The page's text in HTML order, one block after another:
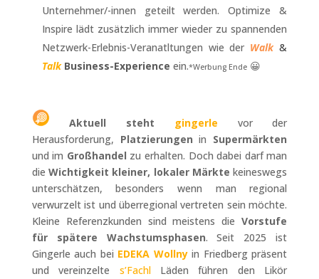
Unternehmer/-innen geteilt werden. Optimize &
Inspire lädt zusätzlich immer wieder zu spannenden
Netzwerk-Erlebnis-Veranatltungen wie der Walk &
Talk Business-Experience ein.*Werbung Ende😀
Aktuell steht gingerle vor der
Herausforderung, Platzierungen in Supermärkten
und im Großhandel zu erhalten. Doch dabei darf man
dieWichtigkeit kleiner, lokaler Märkte keineswegs
unterschätzen, besonders wenn man regional
verwurzelt ist und überregional vertreten sein möchte.
Kleine Referenzkunden sind meistens dieVorstufe
für spätere Wachstumsphasen. Seit 2025 ist
Gingerle auch bei EDEKA Wollnyin Friedberg präsent
und vereinzelte s’FachlLäden führen den Likör